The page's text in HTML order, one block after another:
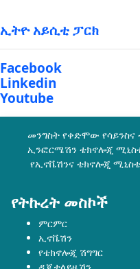
ኢትዮ አይሲቲ ፓርክ
Facebook
Linkedin
Youtube
መንግስት የቀድሞው የሳይንስና
ኢንፎርሜሽን ቴክኖሎጂ
የኢኖቬሽንና ቴክኖሎጂ
የትኩረት መስኮች
ምርምር
ኢኖቬሽን
የቴክኖሎጂ ሽግግር